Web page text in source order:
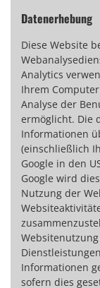
Datenerhebung
Diese Website
Analytics
Ihrem
Analyse der
ermöglicht. Die
Informationen
(einschließlich
Google in den
Google wird
Nutzung der
Informationen
sofern dies